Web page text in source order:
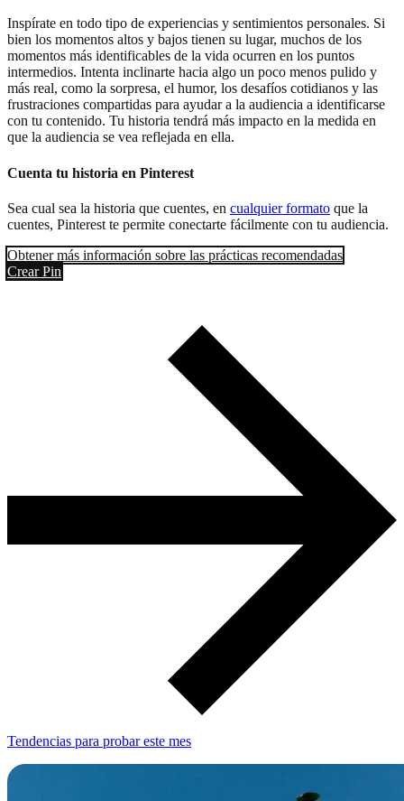
Inspírate en todo tipo de experiencias y sentimientos personales. Si
bien los momentos altos y bajos tienen su lugar, muchos de los
momentos más identificables de la vida ocurren en los puntos
intermedios. Intenta inclinarte hacia algo un poco menos pulido y
más real, como la sorpresa, el humor, los desafíos cotidianos y las
frustraciones compartidas para ayudar a la audiencia a identificarse
con tu contenido. Tu historia tendrá más impacto en la medida en
que la audiencia se vea reflejada en ella.
Cuenta tu historia en Pinterest
Sea cual sea la historia que cuentes, en cualquier formato que la
cuentes, Pinterest te permite conectarte fácilmente con tu audiencia.
Obtener más información sobre las prácticas recomendadas
Crear Pin
Tendencias para probar este mes